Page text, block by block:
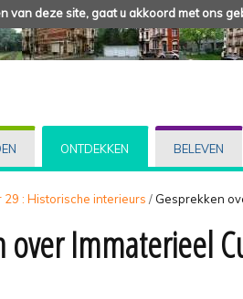
deze site, gaat u akkoord met ons
ONTDEKKEN BELEVEN
29 : Historische interieurs / Gesprekken
over Immaterieel